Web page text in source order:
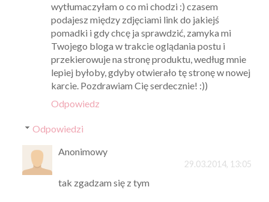
wytłumaczyłam o co mi chodzi :) czasem
podajesz między zdjęciami link do jakiejś
pomadki i gdy chcę ja sprawdzić, zamyka mi
Twojego bloga w trakcie oglądania postu i
przekierowuje na stronę produktu, według mnie
lepiej byłoby, gdyby otwierało tę stronę w nowej
karcie. Pozdrawiam Cię serdecznie! :))
Odpowiedz
Odpowiedzi
Anonimowy
29.03.2014, 13:05
tak zgadzam się z tym